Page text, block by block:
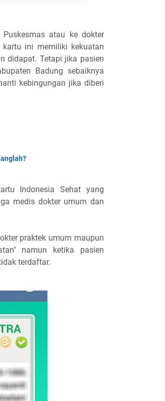
atau ke dokter
kartu ini memiliki kekuatan
didapat. Tetapi jika pasien
Badung sebaiknya
kebingungan jika diberi
Indonesia Sehat yang
medis dokter umum dan
praktek umum maupun
namun ketika pasien
terdaftar.